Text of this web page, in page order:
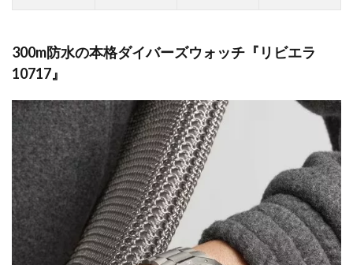
300m防水の本格ダイバーズウォッチ『リビエラ
10717』